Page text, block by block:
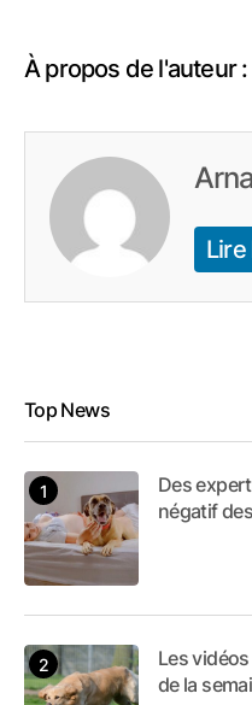
À propos de l'auteur :
Lire
Top News
Des
négatif
Les
de la